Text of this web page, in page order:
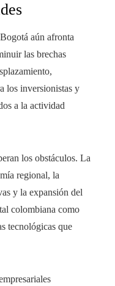
aún afronta
las brechas
los inversionistas y
a la actividad
los obstáculos. La
regional, la
y la expansión del
colombiana como
tecnológicas que